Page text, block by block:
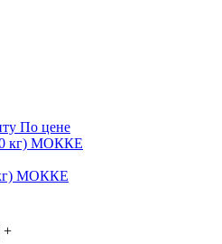
По цене
МОККЕ
+